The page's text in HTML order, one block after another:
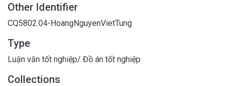
Other Identifier
CQ5802.04-HoangNguyenVietTung
Type
Luận văn tốt nghiệp/ Đồ án tốt nghiệp
Collections